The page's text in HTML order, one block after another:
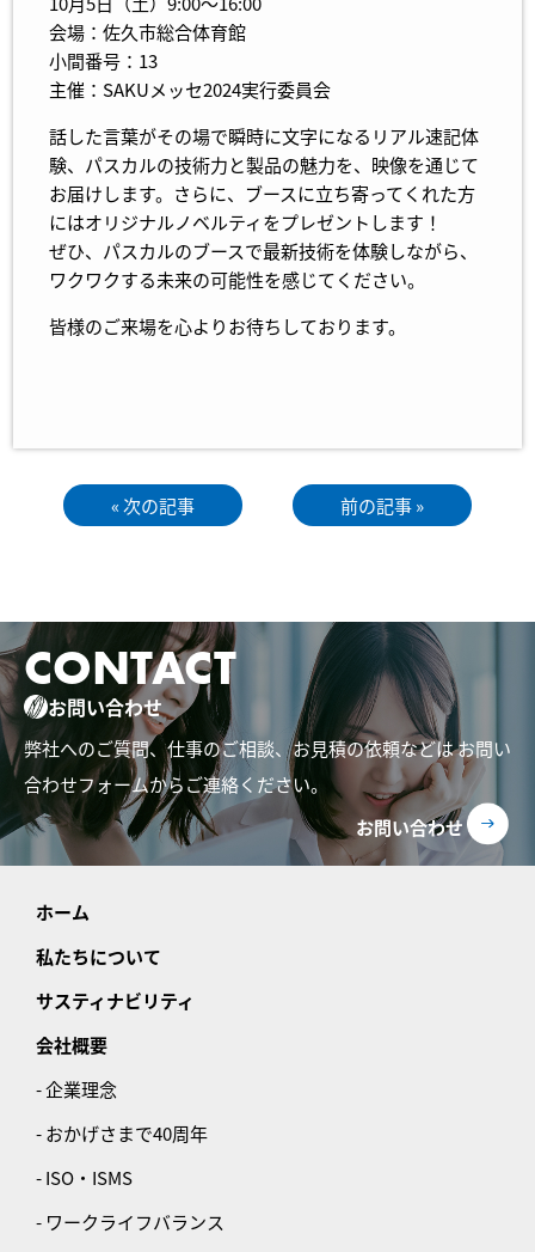
会場：佐久市総合体育館
小間番号：13
主催：SAKUメッセ2024実行委員会
話した言葉がその場で瞬時に文字になるリアル速記体
験、パスカルの技術力と製品の魅力を、映像を通じて
お届けします。さらに、ブースに立ち寄ってくれた方
にはオリジナルノベルティをプレゼントします！
ぜひ、パスカルのブースで最新技術を体験しながら、
ワクワクする未来の可能性を感じてください。
皆様のご来場を心よりお待ちしております。
« 次の記事 前の記事 »
CONTACT
お問い合わせ
弊社へのご質問、仕事のご相談、お見積の依頼などはお問い
合わせフォームからご連絡ください。
お問い合わせ
ホーム
私たちについて
サスティナビリティ
会社概要
- 企業理念
- おかげさまで40周年
- ISO・ISMS
- ワークライフバランス